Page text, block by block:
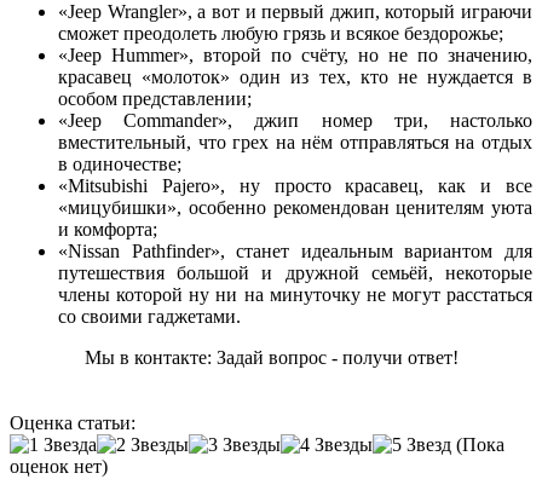
«Jeep Wrangler», а вот и первый джип, который играючи
сможет преодолеть любую грязь и всякое бездорожье;
«Jeep Hummer», второй по счёту, но не по значению,
красавец «молоток» один из тех, кто не нуждается в
особом представлении;
«Jeep Commander», джип номер три, настолько
вместительный, что грех на нём отправляться на отдых
в одиночестве;
«Mitsubishi Pajero», ну просто красавец, как и все
«мицубишки», особенно рекомендован ценителям уюта
и комфорта;
«Nissan Pathfinder», станет идеальным вариантом для
путешествия большой и дружной семьёй, некоторые
члены которой ну ни на минуточку не могут расстаться
со своими гаджетами.
Мы в контакте: Задай вопрос - получи ответ!
Оценка статьи:
(Пока
оценок нет)